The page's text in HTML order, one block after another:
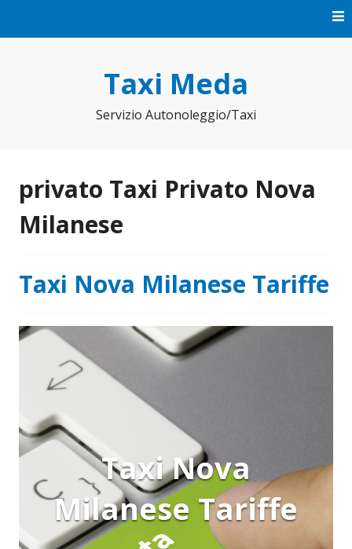
Taxi Meda
Servizio Autonoleggio/Taxi
privato Taxi Privato Nova
Milanese
Taxi Nova Milanese Tariffe
Taxi Nova
Milanese Tariffe